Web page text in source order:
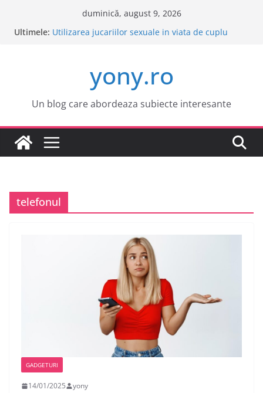
duminică, august 9, 2026
Ultimele: Este o idee buna sa cumpar o masina electrica?
Tot ce trebuie sa stii despre bolile copilariei
Tot ce trebuie sa stii despre epilarea definitiva
yony.ro
Un blog care abordeaza subiecte interesante
telefonul
GADGETURI
14/01/2025 yony